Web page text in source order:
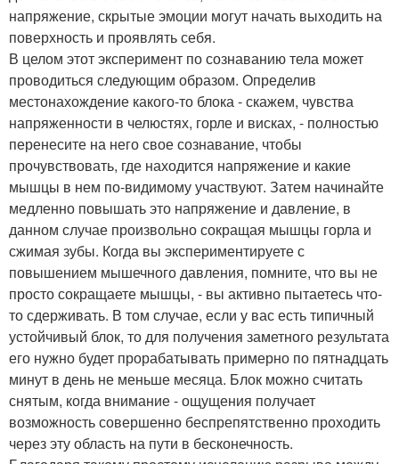
напряжение, скрытые эмоции могут начать выходить на
поверхность и проявлять себя.
В целом этот эксперимент по сознаванию тела может
проводиться следующим образом. Определив
местонахождение какого-то блока - скажем, чувства
напряженности в челюстях, горле и висках, - полностью
перенесите на него свое сознавание, чтобы
прочувствовать, где находится напряжение и какие
мышцы в нем по-видимому участвуют. Затем начинайте
медленно повышать это напряжение и давление, в
данном случае произвольно сокращая мышцы горла и
сжимая зубы. Когда вы экспериментируете с
повышением мышечного давления, помните, что вы не
просто сокращаете мышцы, - вы активно пытаетесь что-
то сдерживать. В том случае, если у вас есть типичный
устойчивый блок, то для получения заметного результата
его нужно будет прорабатывать примерно по пятнадцать
минут в день не меньше месяца. Блок можно считать
снятым, когда внимание - ощущения получает
возможность совершенно беспрепятственно проходить
через эту область на пути в бесконечность.